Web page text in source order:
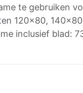
te gebruiken
120x80,
inclusief blad: